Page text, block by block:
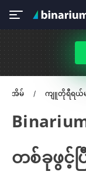
အိမ် ကျူတိုရီရယ်မ
တစ်ခုဖွင့်ပ